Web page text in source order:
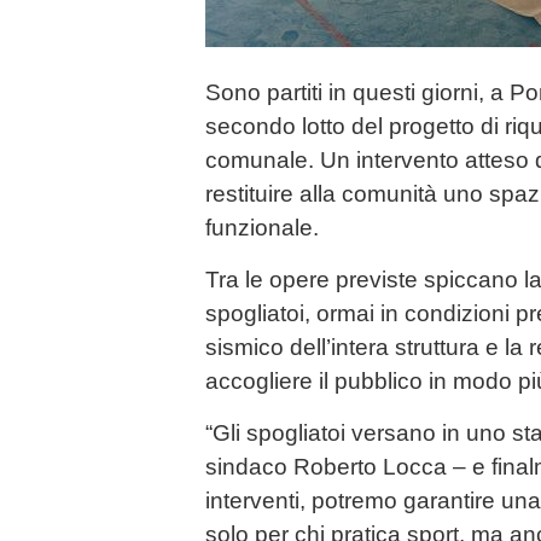
Sono partiti in questi giorni, a
secondo lotto del progetto di
comunale. Un intervento atteso
restituire alla comunità uno
funzionale.
Tra le opere previste spiccano
spogliatoi, ormai in condizioni
sismico dell’intera struttura e la
accogliere il pubblico in modo
“Gli spogliatoi versano in uno
sindaco Roberto Locca – e
interventi, potremo garantire
solo per chi pratica sport, ma